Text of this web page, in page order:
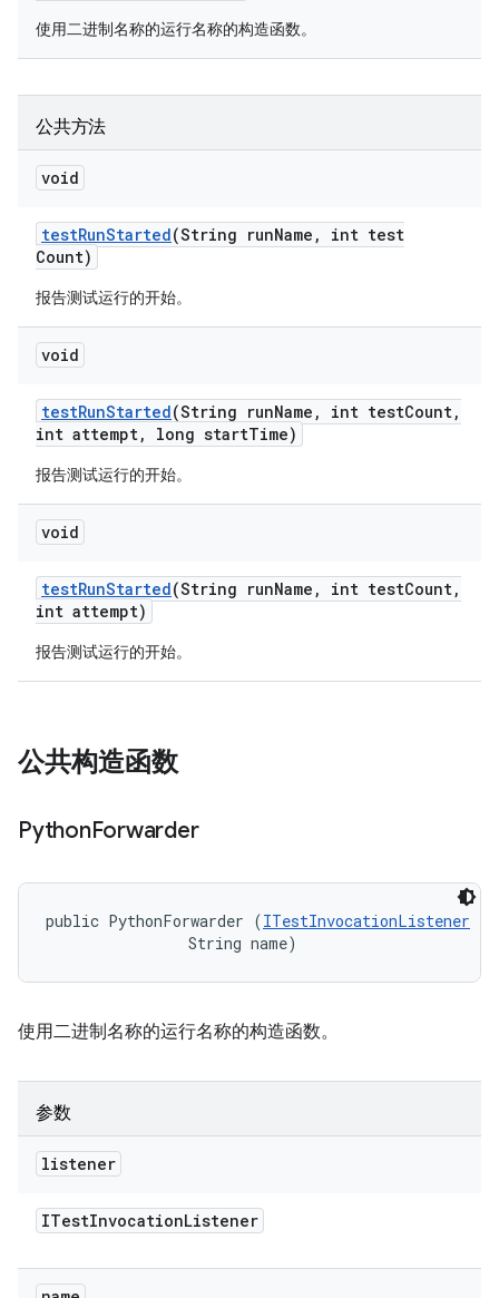
使用二进制名称的运行名称的构造函数。
公共方法
void
testRunStarted(String runName ,
int test
Count)
报告测试运行的开始。
void
testRunStarted(String runName , int testCount,
int attempt, long startTime)
报告测试运行的开始。
void
testRunStarted(String runName , int testCount,
int attempt)
报告测试运行的开始。
公共构造函数
PythonForwarder
public PythonForwarder (ITestInvocationListener
                String name)
使用二进制名称的运行名称的构造函数。
参数
listener
ITestInvocationListener